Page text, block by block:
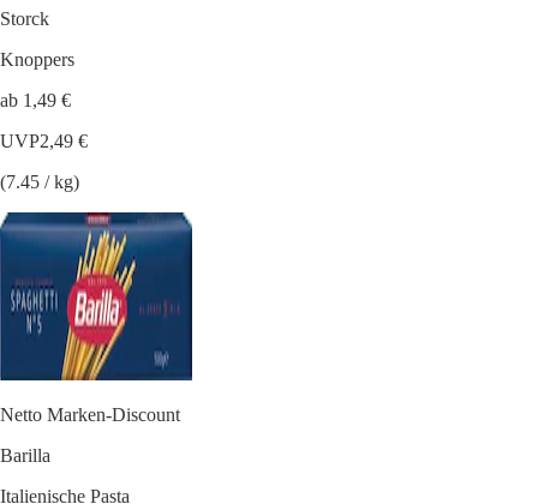
Storck
Knoppers
ab 1,49 €
UVP2,49 €
(7.45 / kg)
Netto Marken-Discount
Barilla
Italienische Pasta